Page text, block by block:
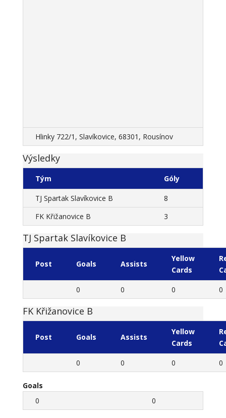
Hlinky 722/1, Slavíkovice, 68301, Rousínov
Výsledky
Tým Góly
TJ Spartak Slavíkovice B
8
FK Křižanovice B
3
TJ Spartak Slavíkovice B
Post Goals Assists
Yellow
Cards
0 0 0 0
FK Křižanovice B
Post Goals Assists
Yellow
Cards
0 0 0 0
Goals
0
0